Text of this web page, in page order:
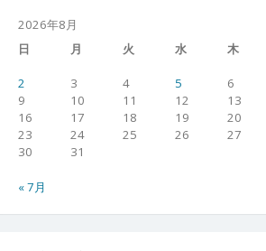
2026年8月
日
月 火 水 木
2
3 4 5 6
9
10 11 12 13
16
17 18 19 20
23
24 25 26 27
30
31
« 7月